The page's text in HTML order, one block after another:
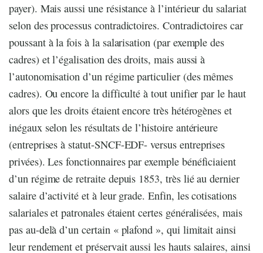
payer). Mais aussi une résistance à l’intérieur du salariat
selon des processus contradictoires. Contradictoires car
poussant à la fois à la salarisation (par exemple des
cadres) et l’égalisation des droits, mais aussi à
l’autonomisation d’un régime particulier (des mêmes
cadres). Ou encore la difficulté à tout unifier par le haut
alors que les droits étaient encore très hétérogènes et
inégaux selon les résultats de l’histoire antérieure
(entreprises à statut-SNCF-EDF- versus entreprises
privées). Les fonctionnaires par exemple bénéficiaient
d’un régime de retraite depuis 1853, très lié au dernier
salaire d’activité et à leur grade. Enfin, les cotisations
salariales et patronales étaient certes généralisées, mais
pas au-delà d’un certain « plafond », qui limitait ainsi
leur rendement et préservait aussi les hauts salaires, ainsi